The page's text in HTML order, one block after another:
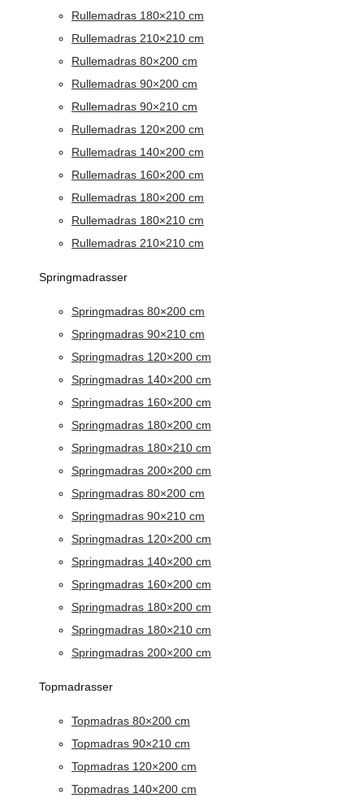
Rullemadras 180×210 cm
Rullemadras 210×210 cm
Rullemadras 80×200 cm
Rullemadras 90×200 cm
Rullemadras 90×210 cm
Rullemadras 120×200 cm
Rullemadras 140×200 cm
Rullemadras 160×200 cm
Rullemadras 180×200 cm
Rullemadras 180×210 cm
Rullemadras 210×210 cm
Springmadrasser
Springmadras 80×200 cm
Springmadras 90×210 cm
Springmadras 120×200 cm
Springmadras 140×200 cm
Springmadras 160×200 cm
Springmadras 180×200 cm
Springmadras 180×210 cm
Springmadras 200×200 cm
Springmadras 80×200 cm
Springmadras 90×210 cm
Springmadras 120×200 cm
Springmadras 140×200 cm
Springmadras 160×200 cm
Springmadras 180×200 cm
Springmadras 180×210 cm
Springmadras 200×200 cm
Topmadrasser
Topmadras 80×200 cm
Topmadras 90×210 cm
Topmadras 120×200 cm
Topmadras 140×200 cm